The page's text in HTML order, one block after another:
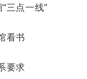
三点一线”
看书
要求